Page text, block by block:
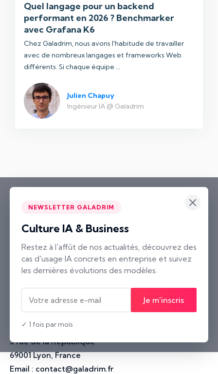
Quel langage pour un backend
performant en 2026 ? Benchmarker
avec Grafana K6
Chez Galadrim, nous avons l'habitude de travailler
avec de nombreux langages et frameworks Web
différents. Si chaque équipe ...
Julien Chapuy
Ingénieur IA @ Galadrim
NEWSLETTER GALADRIM
Culture IA & Business
Restez à l'affût de nos actualités, découvrez des
cas d'usage IA concrets en entreprise et suivez
les dernières évolutions des modèles.
Je m'inscris
✓ 1 fois par mois
Paris
2 rue Neuve Saint-Pierre
75004 Paris, France
Nantes
10 rue Voltaire
44000 Nantes, France
Lyon
3 rue de la République
69001 Lyon, France
Email : contact@galadrim.fr